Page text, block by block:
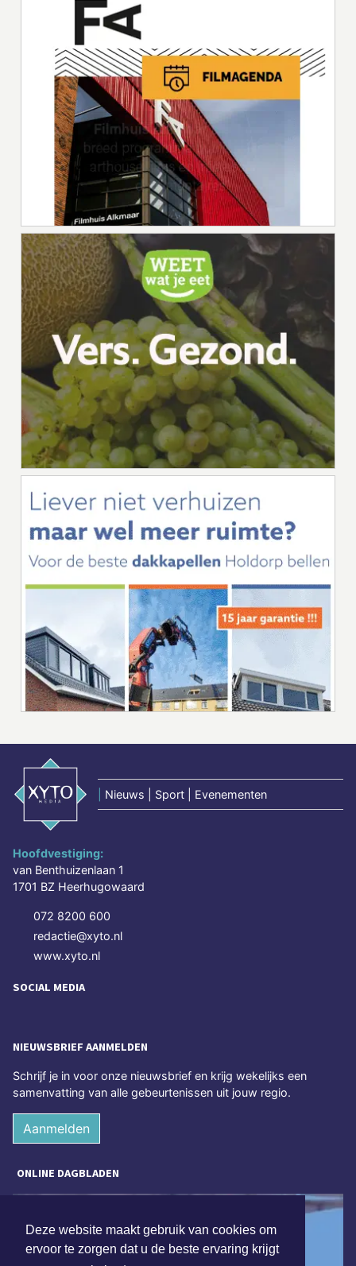
Deze website maakt gebruik van cookies om
ervoor te zorgen dat u de beste ervaring krijgt
Nieuws | Sport | Evenementen
Hoofdvestiging:
van Benthuizenlaan 1
1701 BZ Heerhugowaard
072 8200 600
redactie@xyto.nl
www.xyto.nl
SOCIAL MEDIA
NIEUWSBRIEF AANMELDEN
Schrijf je in voor onze nieuwsbrief en krijg wekelijks een
samenvatting van alle gebeurtenissen uit jouw regio.
Aanmelden
ONLINE DAGBLADEN